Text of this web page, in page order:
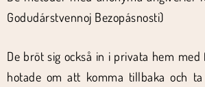
Godudárstvennoj Bezopásnosti)
De bröt sig också in i privata hem
hotade om att komma tillbaka och